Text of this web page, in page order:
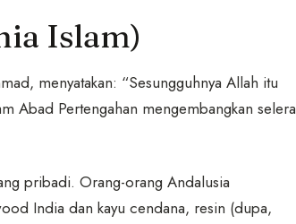
Islam)
menyatakan: “Sesungguhnya Allah itu
Abad Pertengahan mengembangkan selera
pribadi. Orang-orang Andalusia
India dan kayu cendana, resin (dupa,